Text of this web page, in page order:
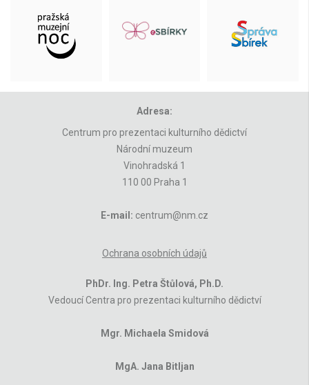
Adresa:
Centrum pro prezentaci kulturního dědictví
Národní muzeum
Vinohradská 1
110 00 Praha 1
E-mail: centrum@nm.cz
Ochrana osobních údajů
PhDr. Ing. Petra Štůlová, Ph.D.
Vedoucí Centra pro prezentaci kulturního dědictví
Mgr. Michaela Smidová
MgA. Jana Bitljan